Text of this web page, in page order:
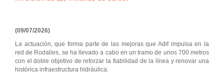
(09/07/2026)
La actuación, que forma parte de las mejoras que Adif impulsa en la
red de Rodalies, se ha llevado a cabo en un tramo de unos 700 metros
con el doble objetivo de reforzar la fiabilidad de la línea y renovar una
histórica infraestructura hidráulica.